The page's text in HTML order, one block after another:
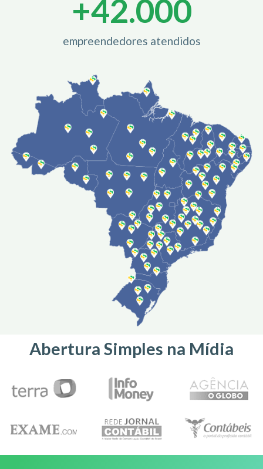
empreendedores atendidos
+42.000
Abertura Simples na Mídia